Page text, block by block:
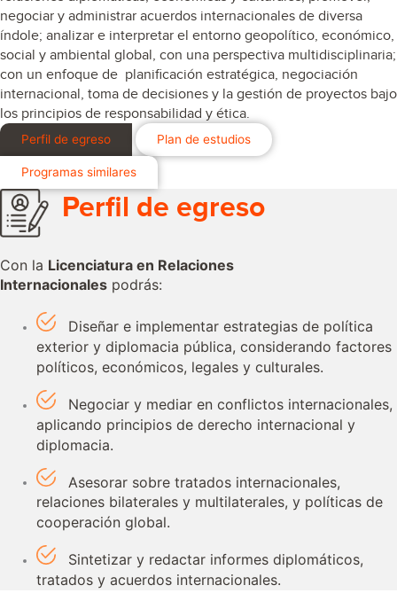
negociar y administrar acuerdos internacionales de diversa
índole; analizar e interpretar el entorno geopolítico, económico,
social y ambiental global, con una perspectiva multidisciplinaria;
con un enfoque de planificación estratégica, negociación
internacional, toma de decisiones y la gestión de proyectos bajo
los principios de responsabilidad y ética.
Perfil de egreso Plan de estudios
Programas similares
Perfil de egreso
Con la Licenciatura en Relaciones
Internacionales podrás:
Diseñar e implementar estrategias de política
exterior y diplomacia pública, considerando factores
políticos, económicos, legales y culturales.
Negociar y mediar en conflictos internacionales,
aplicando principios de derecho internacional y
diplomacia.
Asesorar sobre tratados internacionales,
relaciones bilaterales y multilaterales, y políticas de
cooperación global.
Sintetizar y redactar informes diplomáticos,
tratados y acuerdos internacionales.